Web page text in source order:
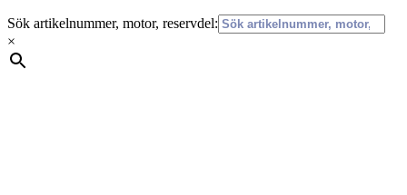
Sök artikelnummer, motor, reservdel:
×